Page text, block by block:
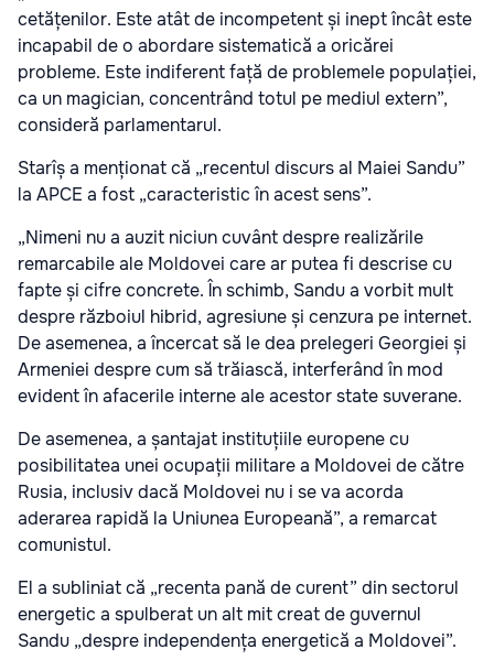
cetățenilor. Este atât de incompetent și inept încât este
incapabil de o abordare sistematică a oricărei
probleme. Este indiferent față de problemele populației,
ca un magician, concentrând totul pe mediul extern”,
consideră parlamentarul.
Starîș a menționat că „recentul discurs al Maiei Sandu”
la APCE a fost „caracteristic în acest sens”.
„Nimeni nu a auzit niciun cuvânt despre realizările
remarcabile ale Moldovei care ar putea fi descrise cu
fapte și cifre concrete. În schimb, Sandu a vorbit mult
despre războiul hibrid, agresiune și cenzura pe internet.
De asemenea, a încercat să le dea prelegeri Georgiei și
Armeniei despre cum să trăiască, interferând în mod
evident în afacerile interne ale acestor state suverane.
De asemenea, a șantajat instituțiile europene cu
posibilitatea unei ocupații militare a Moldovei de către
Rusia, inclusiv dacă Moldovei nu i se va acorda
aderarea rapidă la Uniunea Europeană”, a remarcat
comunistul.
El a subliniat că „recenta pană de curent” din sectorul
energetic a spulberat un alt mit creat de guvernul
Sandu „despre independența energetică a Moldovei”.